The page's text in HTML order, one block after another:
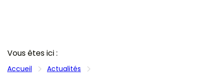
Vous êtes ici :
Accueil
Actualités